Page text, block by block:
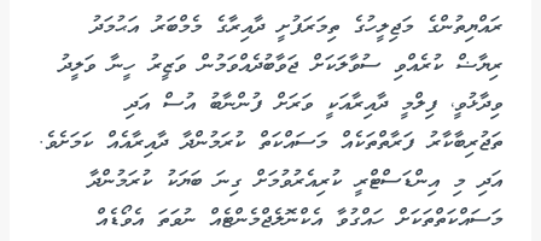
ރައްޔިތުންގެ މަޖިލީހުގެ ތިމަރަފުށީ ދާއިރާގެ މެމްބަރު އަޙުމަދު
ރިޔާޟް ކުރެއްވި ސުވާލަކަށް ޖަވާބުދެއްވަމުން ވަޒީރު ހީނާ ވަލީދު
ވިދާޅުވީ، ފިލްމީ ދާއިރާއަކީ ވަރަށް ފުންނާބު އުސް އަދި
ތަޖުރިބާކާރު ފަރާތްތަކެއް މަސައްކަތް ކުރަމުންދާ ދާއިރާއެއް ކަމަށެވެ.
އަދި މި އިންޑަސްޓްރީ ކުރިއެރުވުމަށް ގިނަ ބަޔަކު ކުރަމުންދާ
މަސައްކަތްތަކަށް ހައްގުވާ އެކްނޮލެޖްމެންޓެއް ނުވަތަ އެވޯޑެއް